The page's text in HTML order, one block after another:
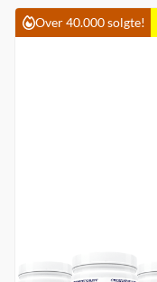
Over 40.000 solgte!